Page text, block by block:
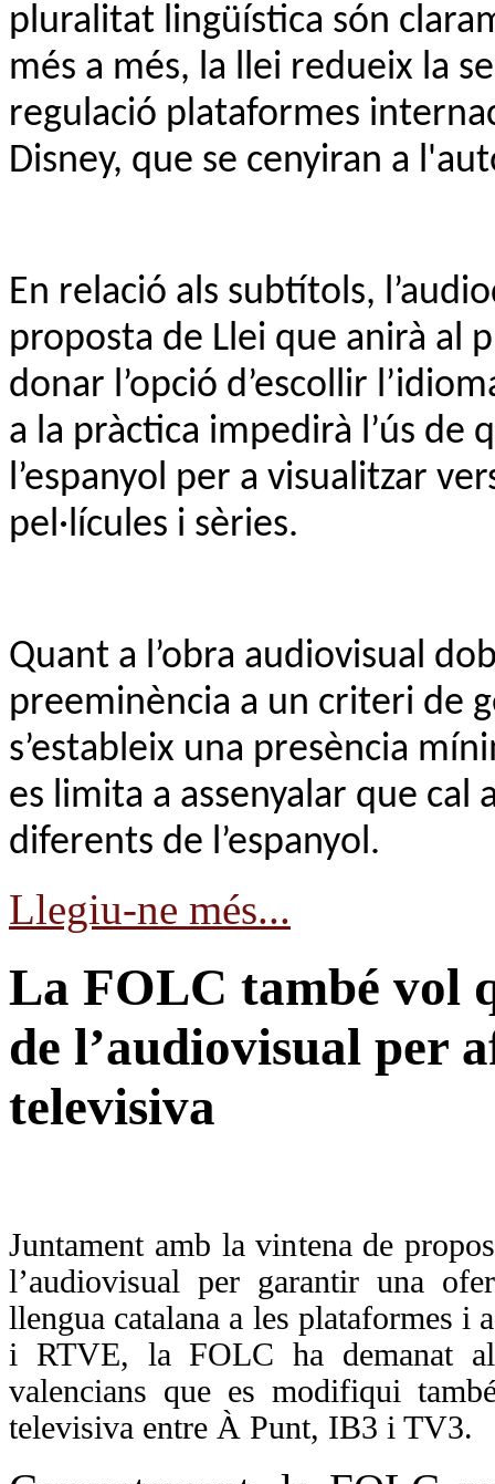
pluralitat lingüística són
més a més, la llei redueix la
regulació plataformes
Disney, que se cenyiran a
En relació als subtítols,
proposta de Llei que anirà al
donar l’opció d’escollir
a la pràctica impedirà l’ús de
l’espanyol per a visualitzar
pel·lícules i sèries.
Quant a l’obra audiovisual
preeminència a un criteri de
s’estableix una presència
es limita a assenyalar que
diferents de l’espanyol.
Llegiu-ne més...
La FOLC també vol
de l’audiovisual per
televisiva
Juntament amb la vintena de
l’audiovisual per garantir una
llengua catalana a les plataformes i
i RTVE, la FOLC ha demanat
valencians que es modifiqui
televisiva entre À Punt, IB3 i TV3.